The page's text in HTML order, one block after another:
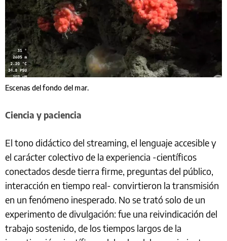
Escenas del fondo del mar.
Ciencia y paciencia
El tono didáctico del streaming, el lenguaje accesible y
el carácter colectivo de la experiencia -científicos
conectados desde tierra firme, preguntas del público,
interacción en tiempo real- convirtieron la transmisión
en un fenómeno inesperado. No se trató solo de un
experimento de divulgación: fue una reivindicación del
trabajo sostenido, de los tiempos largos de la